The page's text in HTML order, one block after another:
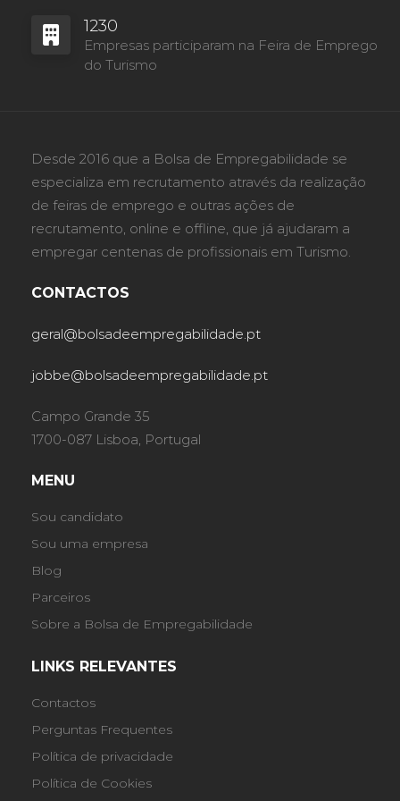
1230
Empresas participaram na Feira de Emprego
do Turismo
Desde 2016 que a Bolsa de Empregabilidade se
especializa em recrutamento através da realização
de feiras de emprego e outras ações de
recrutamento, online e offline, que já ajudaram a
empregar centenas de profissionais em Turismo.
CONTACTOS
geral@bolsadeempregabilidade.pt
jobbe@bolsadeempregabilidade.pt
Campo Grande 35
1700-087 Lisboa, Portugal
MENU
Sou candidato
Sou uma empresa
Blog
Parceiros
Sobre a Bolsa de Empregabilidade
LINKS RELEVANTES
Contactos
Perguntas Frequentes
Política de privacidade
Política de Cookies